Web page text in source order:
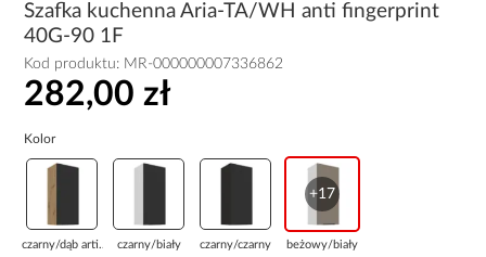
Szafka kuchenna Aria-TA/WH anti fingerprint
40G-90 1F
Kod produktu: MR-000000007336862
282,00 zł
Kolor
czarny/dąb arti... czarny/biały czarny/czarny
+17
beżowy/biały